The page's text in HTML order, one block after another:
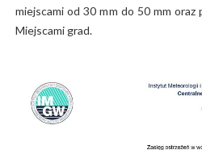
miejscami od 30 mm do 50 mm
Miejscami grad.